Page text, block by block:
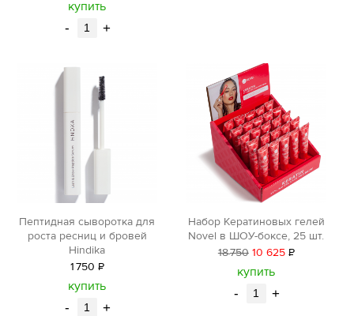
купить
- +
Пептидная сыворотка для
роста ресниц и бровей
Hindika
1750 Р
уб.
купить
- +
Набор Кератиновых гелей
Novel в ШОУ-боксе, 25 шт.
18750 10 625 Р
купить
- +